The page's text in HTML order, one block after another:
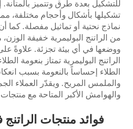
للتشكيل بعدة طرق وتتميز
تشكيلها بأشكال وأحجام مختلفة،
نماذج نحتية أو تماثيل مفصلة. كما
من الراتنج البوليمرية خفيفة
ووضعها في أي بيئة تجزئة. علاوةً
الراتنج البوليمرية تمتاز بنعومة
الطلاء إحساساً بالنعومة بسبب
والملمس المريح. ويقدّر العملاء
والهوامش الأكبر المتاحة مع منتجات
فوائد منتجات